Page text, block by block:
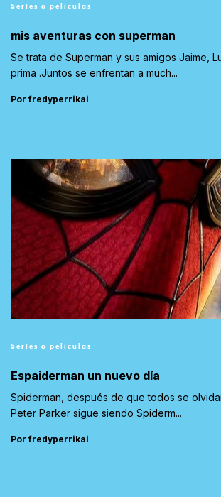
Series o películas
mis aventuras con superman
Se trata de Superman y sus amigos Jaime,
prima .Juntos se enfrentan a much...
Por fredyperrikai
Series o películas
Espaiderman un nuevo día
Spiderman, después de que todos se
Peter Parker sigue siendo Spiderm...
Por fredyperrikai